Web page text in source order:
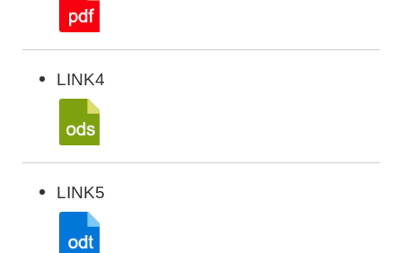
LINK4
LINK5